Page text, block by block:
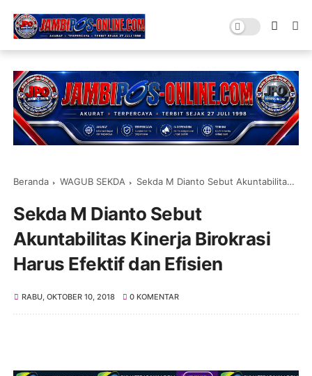
Beranda WAGUB SEKDA Sekda M Dianto Sebut Akuntabilitas Kinerja Birokrasi Harus Efektif dan Efisien
Sekda M Dianto Sebut
Akuntabilitas Kinerja Birokrasi
Harus Efektif dan Efisien
RABU, OKTOBER 10, 2018 0 KOMENTAR